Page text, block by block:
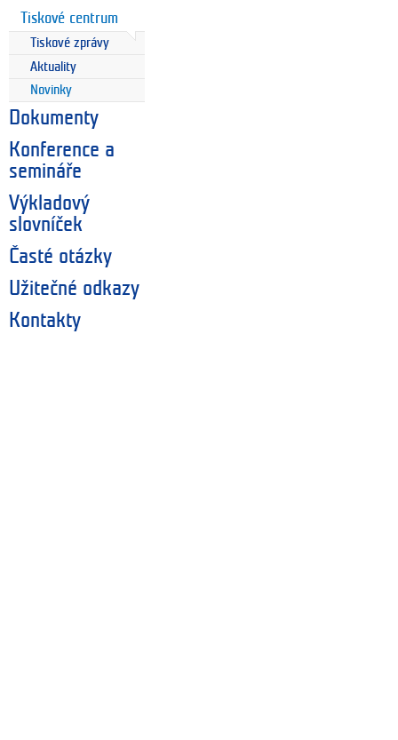
Tiskové centrum
Tiskové zprávy
Aktuality
Novinky
Dokumenty
Konference a
semináře
Výkladový
slovníček
Časté otázky
Užitečné odkazy
Kontakty